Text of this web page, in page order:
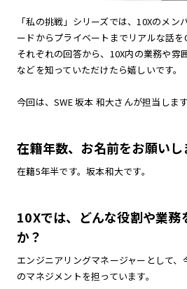
「私の挑戦」シリーズでは、10Xのメン
ードからプライベートまでリアルな話を
それぞれの回答から、10X内の業務や雰
などを知っていただけたら嬉しいです。
今回は、SWE 坂本 和大さんが担当しま
在籍年数、お名前をお願いし
在籍5年半です。坂本和大です。
10Xでは、どんな役割や業務
か？
エンジニアリングマネージャーとして
のマネジメントを担っています。